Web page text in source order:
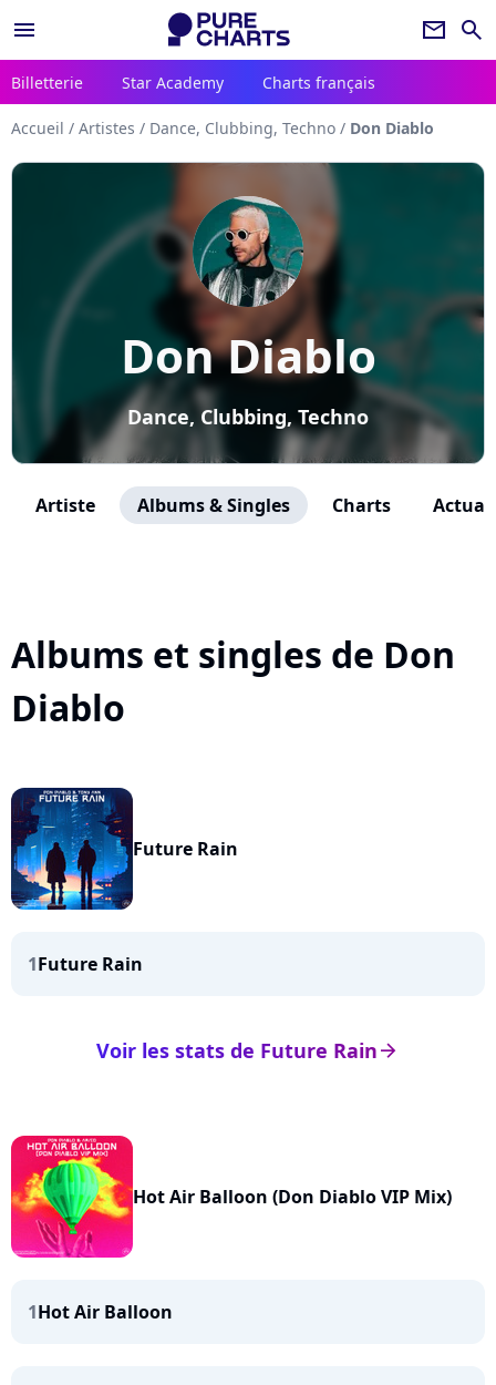
menu newsletter search
Billetterie Star Academy Charts français
Accueil / Artistes / Dance, Clubbing, Techno / Don Diablo
Don Diablo
Dance, Clubbing, Techno
Artiste Albums & Singles Charts
Albums et singles de Don
Diablo
Future Rain
1Future Rain
arrow_right
Voir les stats de Future Rain
Hot Air Balloon (Don Diablo VIP Mix)
1Hot Air Balloon